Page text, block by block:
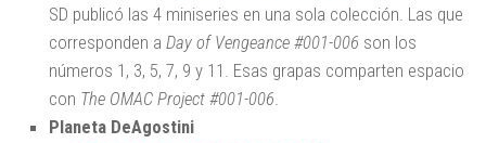
SD publicó las 4 miniseries en una sola colección. Las que
corresponden a Day of Vengeance #001-006 son los
números 1, 3, 5, 7, 9 y 11. Esas grapas comparten espacio
con The OMAC Project #001-006.
Planeta DeAgostini